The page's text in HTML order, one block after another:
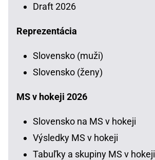
Draft 2026
Reprezentácia
Slovensko (muži)
Slovensko (ženy)
MS v hokeji 2026
Slovensko na MS v hokeji
Výsledky MS v hokeji
Tabuľky a skupiny MS v hokeji